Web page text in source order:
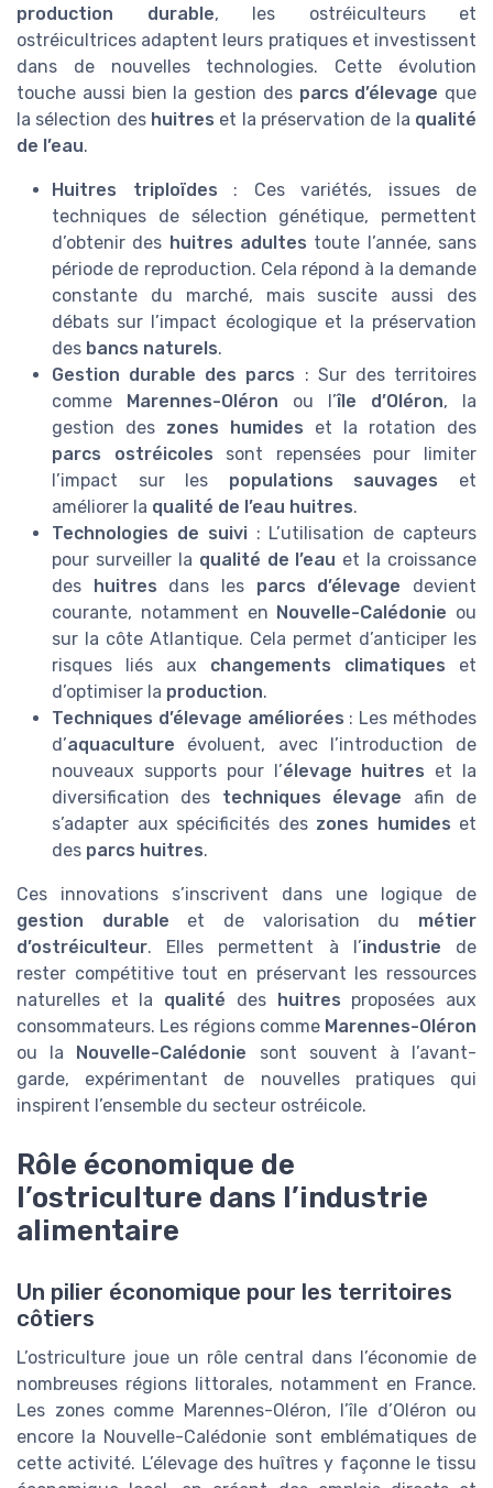
production durable, les ostréiculteurs et
ostréicultrices adaptent leurs pratiques et investissent
dans de nouvelles technologies. Cette évolution
touche aussi bien la gestion des parcs d’élevage que
la sélection des huitres et la préservation de la qualité
de l’eau.
Huitres triploïdes : Ces variétés, issues de
techniques de sélection génétique, permettent
d’obtenir des huitres adultes toute l’année, sans
période de reproduction. Cela répond à la demande
constante du marché, mais suscite aussi des
débats sur l’impact écologique et la préservation
des bancs naturels.
Gestion durable des parcs : Sur des territoires
comme Marennes-Oléron ou l’île d’Oléron, la
gestion des zones humides et la rotation des
parcs ostréicoles sont repensées pour limiter
l’impact sur les populations sauvages et
améliorer la qualité de l’eau huitres.
Technologies de suivi: L’utilisation de capteurs
pour surveiller la qualité de l’eau et la croissance
des huitres dans les parcs d’élevage devient
courante, notamment en Nouvelle-Calédonie ou
sur la côte Atlantique. Cela permet d’anticiper les
risques liés aux changements climatiques et
d’optimiser la production.
Techniques d’élevage améliorées : Les méthodes
d’aquaculture évoluent, avec l’introduction de
nouveaux supports pour l’élevage huitres et la
diversification des techniques élevage afin de
s’adapter aux spécificités des zones humides et
des parcs huitres.
Ces innovations s’inscrivent dans une logique de
gestion durable et de valorisation du métier
d’ostréiculteur. Elles permettent à l’industrie de
rester compétitive tout en préservant les ressources
naturelles et la qualité des huitres proposées aux
consommateurs. Les régions comme Marennes-Oléron
ou la Nouvelle-Calédonie sont souvent à l’avant-
garde, expérimentant de nouvelles pratiques qui
inspirent l’ensemble du secteur ostréicole.
Rôle économique de
l’ostriculture dans l’industrie
alimentaire
Un pilier économique pour les territoires
côtiers
L’ostriculture joue un rôle central dans l’économie de
nombreuses régions littorales, notamment en France.
Les zones comme Marennes-Oléron, l’île d’Oléron ou
encore la Nouvelle-Calédonie sont emblématiques de
cette activité. L’élevage des huîtres y façonne le tissu